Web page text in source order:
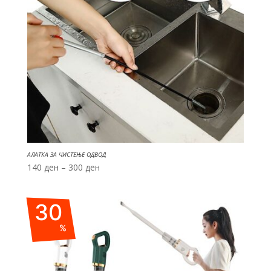
АЛАТКА ЗА ЧИСТЕЊЕ ОДВОД
140 ден – 300 денPrice
through
30
%